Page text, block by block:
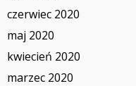
czerwiec 2020
maj 2020
kwiecień 2020
marzec 2020